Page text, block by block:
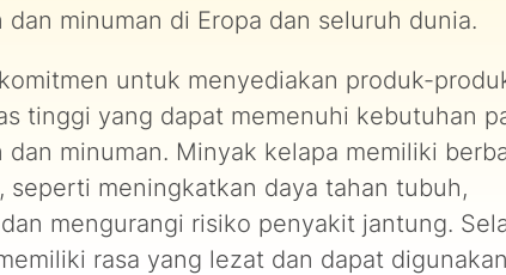
minuman di Eropa dan seluruh dunia.
untuk menyediakan produk-
tinggi yang dapat memenuhi kebutuhan
minuman. Minyak kelapa memiliki
seperti meningkatkan daya tahan tubuh,
mengurangi risiko penyakit jantung.
rasa yang lezat dan dapat digunakan